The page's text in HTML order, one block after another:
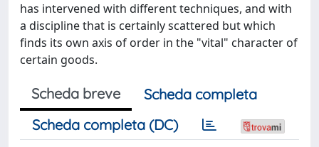
has intervened with different techniques, and with
a discipline that is certainly scattered but which
finds its own axis of order in the "vital" character of
certain goods.
Scheda breve
Scheda completa
Scheda completa (DC)